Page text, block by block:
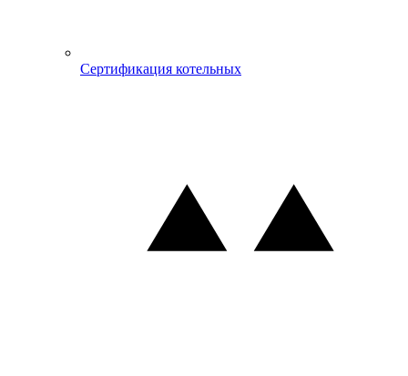
Сертификация котельных